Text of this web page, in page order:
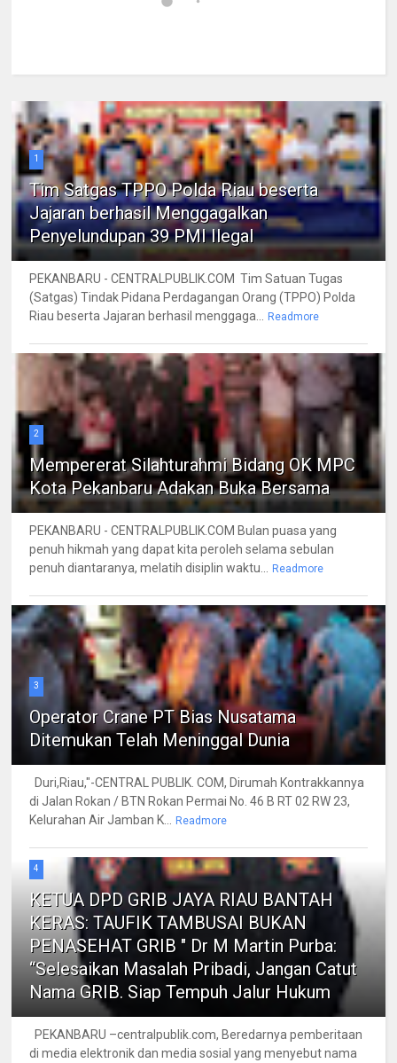
1
Tim Satgas TPPO Polda Riau beserta
Jajaran berhasil Menggagalkan
Penyelundupan 39 PMI Ilegal
PEKANBARU - CENTRALPUBLIK.COM Tim Satuan Tugas
(Satgas) Tindak Pidana Perdagangan Orang (TPPO) Polda
Riau beserta Jajaran berhasil menggaga...
Readmore
2
Mempererat Silahturahmi Bidang OK MPC
Kota Pekanbaru Adakan Buka Bersama
PEKANBARU - CENTRALPUBLIK.COM Bulan puasa yang
penuh hikmah yang dapat kita peroleh selama sebulan
penuh diantaranya, melatih disiplin waktu...
Readmore
3
Operator Crane PT Bias Nusatama
Ditemukan Telah Meninggal Dunia
Duri,Riau,"-CENTRAL PUBLIK. COM, Dirumah Kontrakkannya
di Jalan Rokan / BTN Rokan Permai No. 46 B RT 02 RW 23,
Kelurahan Air Jamban K...
Readmore
4
KETUA DPD GRIB JAYA RIAU BANTAH
KERAS: TAUFIK TAMBUSAI BUKAN
PENASEHAT GRIB " Dr M Martin Purba:
“Selesaikan Masalah Pribadi, Jangan Catut
Nama GRIB. Siap Tempuh Jalur Hukum
PEKANBARU –centralpublik.com, Beredarnya pemberitaan
di media elektronik dan media sosial yang menyebut nama